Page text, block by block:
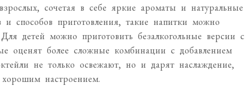
сочетая в себе яркие ароматы и натуральные
способов приготовления, такие напитки можно
детей можно приготовить безалкогольные версии с
оценят более сложные комбинации с добавлением
не только освежают, но и дарят наслаждение,
настроением.